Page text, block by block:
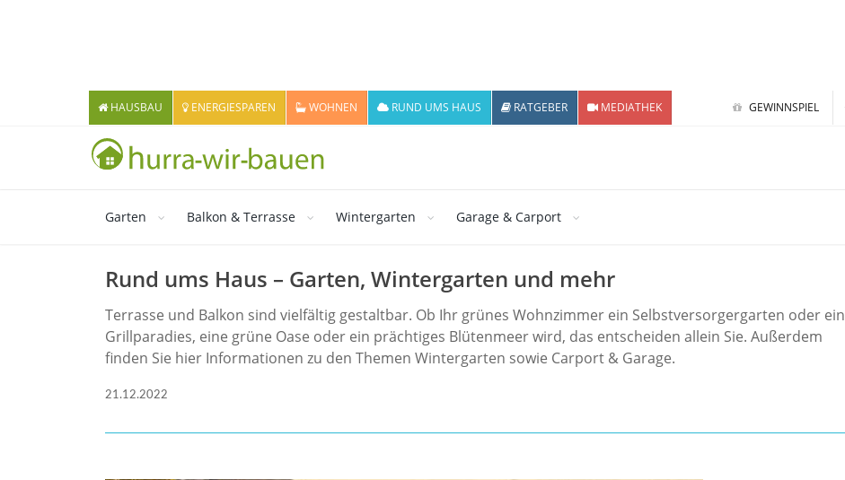
GEWINNSPIEL
HAUSBAU ENERGIESPAREN WOHNEN RUND UMS HAUS RATGEBER MEDIATHEK
Garten Balkon & Terrasse Wintergarten Garage & Carport
Rund ums Haus – Garten, Wintergarten und mehr
Terrasse und Balkon sind vielfältig gestaltbar. Ob Ihr grünes Wohnzimmer ein Selbstversorgergarten oder ein
Grillparadies, eine grüne Oase oder ein prächtiges Blütenmeer wird, das entscheiden allein Sie. Außerdem
finden Sie hier Informationen zu den Themen Wintergarten sowie Carport & Garage.
21.12.2022